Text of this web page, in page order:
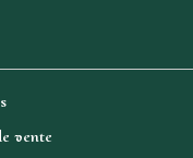
vente